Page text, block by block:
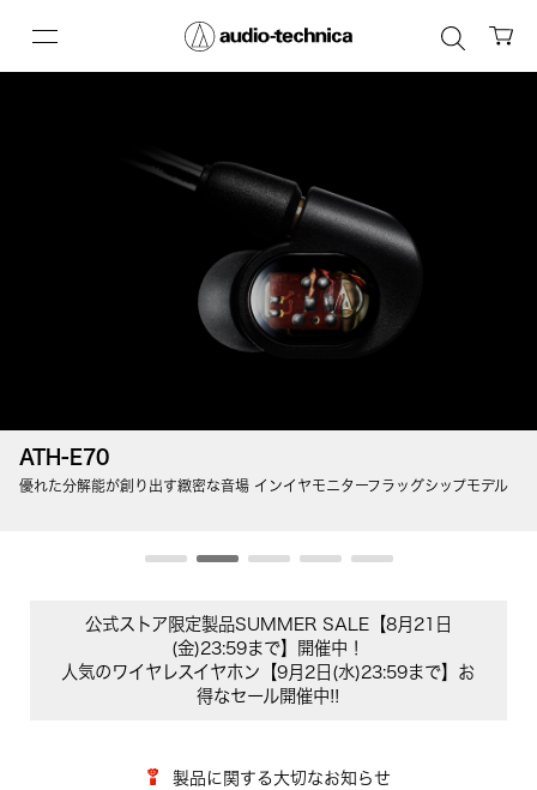
モデル
ATH-M50x
世界中のスタジオエンジニアから愛される、2007年から続くロン
公式ストア限定製品SUMMER SALE【8月21日
(金)23:59まで】開催中！
人気のワイヤレスイヤホン【9月2日(水)23:59まで】お
得なセール開催中!!
製品に関する大切なお知らせ